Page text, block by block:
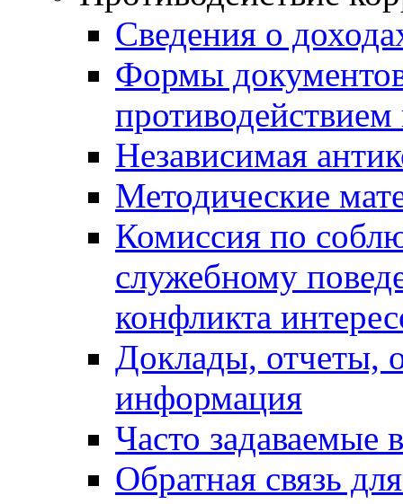
Сведения о
Формы
Независимая
Методические
Комиссия по
служебному
конфликта
Доклады, отчеты,
информация
Часто задаваемые
Обратная связь